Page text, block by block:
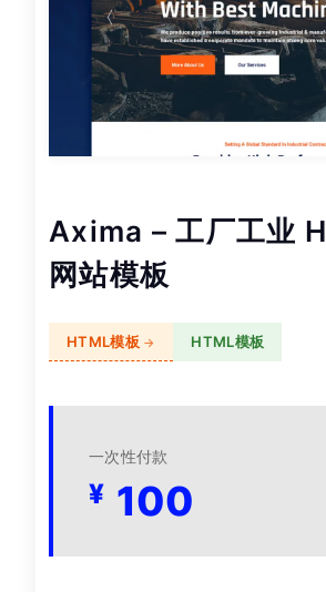
Axima – 工厂工业
网站模板
HTML模板 HTML模板
一次性付款
¥ 100